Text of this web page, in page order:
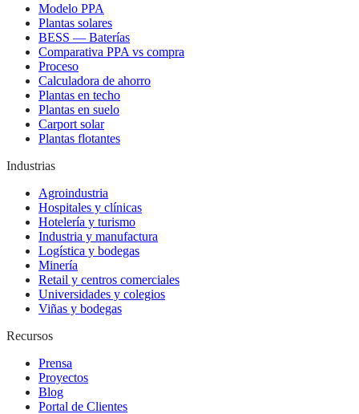
Modelo PPA
Plantas solares
BESS — Baterías
Comparativa PPA vs compra
Proceso
Calculadora de ahorro
Plantas en techo
Plantas en suelo
Carport solar
Plantas flotantes
Industrias
Agroindustria
Hospitales y clínicas
Hotelería y turismo
Industria y manufactura
Logística y bodegas
Minería
Retail y centros comerciales
Universidades y colegios
Viñas y bodegas
Recursos
Prensa
Proyectos
Blog
Portal de Clientes